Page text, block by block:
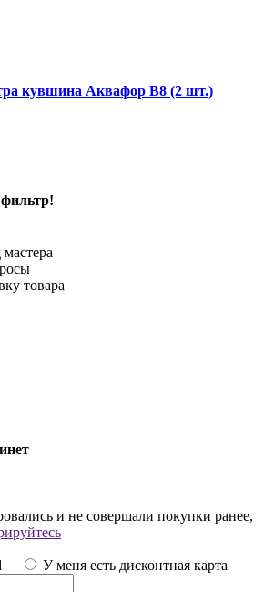
кувшина Аквафор В8 (2 шт.)
товара
и не совершали покупки ранее,
У меня есть дисконтная карта